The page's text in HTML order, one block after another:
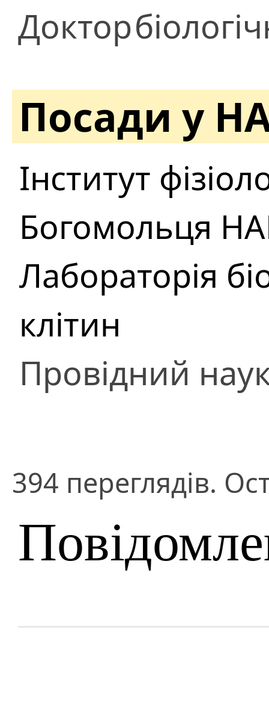
Доктор
Посади у
Інститут
Богомольця
Лабораторія
клітин
Провідний
394 переглядів.